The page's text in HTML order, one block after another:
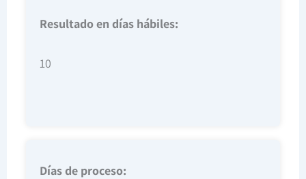
Resultado en días hábiles:
10
Días de proceso: